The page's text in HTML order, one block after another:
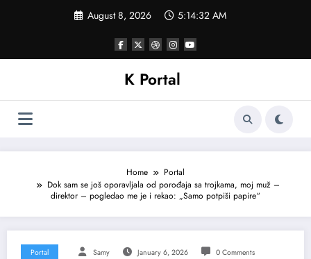
August 8, 2026 5:14:34 AM
K Portal
Home
Portal
Dok sam se još oporavljala od porođaja sa trojkama, moj muž –
direktor – pogledao me je i rekao: „Samo potpiši papire“
Portal Samy January 6, 2026 0 Comments